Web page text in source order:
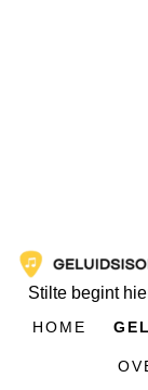
Stilte begint
HOME